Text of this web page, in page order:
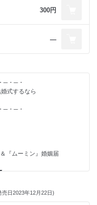
?」を徹底比較
?」リゾート婚の会場探しガ
援しています。
300円
―
・─・
式するなら
・─・
『ムーミン』婚姻届
日2023年12月22日)